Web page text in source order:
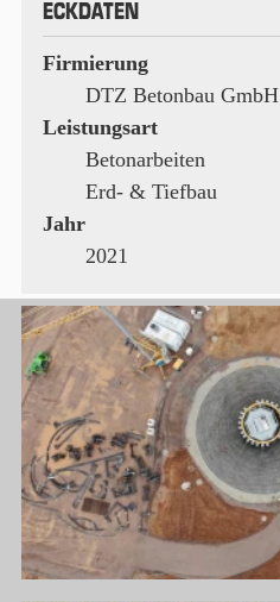
ECKDATEN
Firmierung
DTZ Betonbau GmbH
Leistungsart
Betonarbeiten
Erd- & Tiefbau
Jahr
2021